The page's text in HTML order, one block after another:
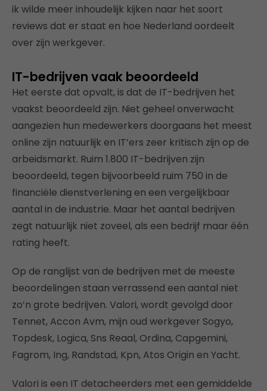
ik wilde meer inhoudelijk kijken naar het soort
reviews dat er staat en hoe Nederland oordeelt
over zijn werkgever.
IT-bedrijven vaak beoordeeld
Het eerste dat opvalt, is dat de IT-bedrijven het
vaakst beoordeeld zijn. Niet geheel onverwacht
aangezien hun medewerkers doorgaans het meest
online zijn natuurlijk en IT’ers zeer kritisch zijn op de
arbeidsmarkt. Ruim 1.800 IT-bedrijven zijn
beoordeeld, tegen bijvoorbeeld ruim 750 in de
financiële dienstverlening en een vergelijkbaar
aantal in de industrie. Maar het aantal bedrijven
zegt natuurlijk niet zoveel, als een bedrijf maar één
rating heeft.
Op de ranglijst van de bedrijven met de meeste
beoordelingen staan verrassend een aantal niet
zo’n grote bedrijven. Valori, wordt gevolgd door
Tennet, Accon Avm, mijn oud werkgever Sogyo,
Topdesk, Logica, Sns Reaal, Ordina, Capgemini,
Fagrom, Ing, Randstad, Kpn, Atos Origin en Yacht.
Valori is een IT detacheerders met een gemiddelde